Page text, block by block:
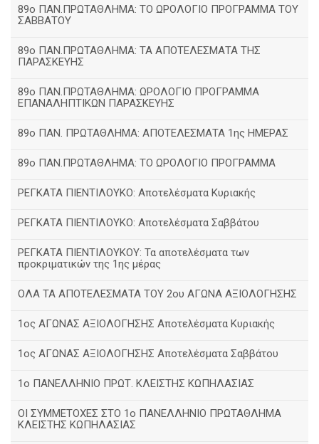
89ο ΠΑΝ.ΠΡΩΤΑΘΛΗΜΑ: ΤΟ ΩΡΟΛΟΓΙΟ ΠΡΟΓΡΑΜΜΑ ΤΟΥ
ΣΑΒΒΑΤΟΥ
89ο ΠΑΝ.ΠΡΩΤΑΘΛΗΜΑ: ΤΑ ΑΠΟΤΕΛΕΣΜΑΤΑ ΤΗΣ
ΠΑΡΑΣΚΕΥΗΣ
89ο ΠΑΝ.ΠΡΩΤΑΘΛΗΜΑ: ΩΡΟΛΟΓΙΟ ΠΡΟΓΡΑΜΜΑ
ΕΠΑΝΑΛΗΠΤΙΚΩΝ ΠΑΡΑΣΚΕΥΗΣ
89ο ΠΑΝ. ΠΡΩΤΑΘΛΗΜΑ: ΑΠΟΤΕΛΕΣΜΑΤΑ 1ης ΗΜΕΡΑΣ
89ο ΠΑΝ.ΠΡΩΤΑΘΛΗΜΑ: ΤΟ ΩΡΟΛΟΓΙΟ ΠΡΟΓΡΑΜΜΑ
ΡΕΓΚΑΤΑ ΠΙΕΝΤΙΛΟΥΚΟ: Αποτελέσματα Κυριακής
ΡΕΓΚΑΤΑ ΠΙΕΝΤΙΛΟΥΚΟ: Αποτελέσματα Σαββάτου
ΡΕΓΚΑΤΑ ΠΙΕΝΤΙΛΟΥΚΟΥ: Τα αποτελέσματα των
προκριματικών της 1ης μέρας
ΟΛΑ ΤΑ ΑΠΟΤΕΛΕΣΜΑΤΑ ΤΟΥ 2ου ΑΓΩΝΑ ΑΞΙΟΛΟΓΗΣΗΣ
1ος ΑΓΩΝΑΣ ΑΞΙΟΛΟΓΗΣΗΣ Αποτελέσματα Κυριακής
1ος ΑΓΩΝΑΣ ΑΞΙΟΛΟΓΗΣΗΣ Αποτελέσματα Σαββάτου
1ο ΠΑΝΕΛΛΗΝΙΟ ΠΡΩΤ. ΚΛΕΙΣΤΗΣ ΚΩΠΗΛΑΣΙΑΣ
ΟΙ ΣΥΜΜΕΤΟΧΕΣ ΣΤΟ 1ο ΠΑΝΕΛΛΗΝΙΟ ΠΡΩΤΑΘΛΗΜΑ
ΚΛΕΙΣΤΗΣ ΚΩΠΗΛΑΣΙΑΣ